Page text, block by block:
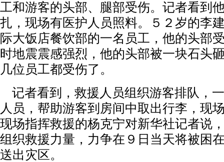
工和游客的头部、腿部受伤。记者看到
扎，现场有医护人员照料。５２岁的李
际大饭店餐饮部的一名员工，他的头部
时地震震感强烈，他的头部被一块石头
几位员工都受伤了。
记者看到，救援人员组织游客排队，
人员，帮助游客到房间中取出行李，现
现场指挥救援的杨克宁对新华社记者说
组织救援力量，力争在９日当天将被困
送出灾区。